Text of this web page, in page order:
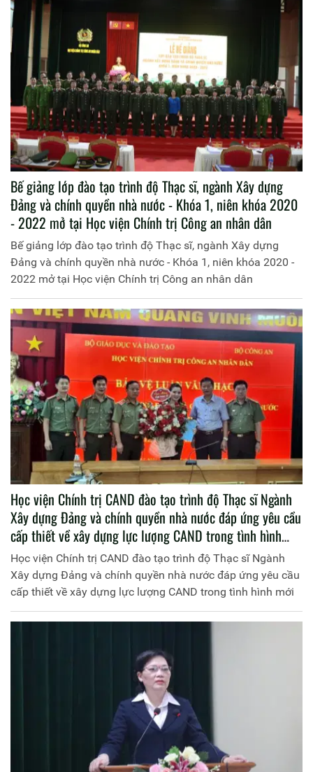
Bế giảng lớp đào tạo trình độ Thạc sĩ, ngành Xây dựng
Đảng và chính quyền nhà nước - Khóa 1, niên khóa 2020
- 2022 mở tại Học viện Chính trị Công an nhân dân
Bế giảng lớp đào tạo trình độ Thạc sĩ, ngành Xây dựng
Đảng và chính quyền nhà nước - Khóa 1, niên khóa 2020 -
2022 mở tại Học viện Chính trị Công an nhân dân
Học viện Chính trị CAND đào tạo trình độ Thạc sĩ Ngành
Xây dựng Đảng và chính quyền nhà nước đáp ứng yêu cầu
cấp thiết về xây dựng lực lượng CAND trong tình hình
mới
Học viện Chính trị CAND đào tạo trình độ Thạc sĩ Ngành
Xây dựng Đảng và chính quyền nhà nước đáp ứng yêu cầu
cấp thiết về xây dựng lực lượng CAND trong tình hình mới